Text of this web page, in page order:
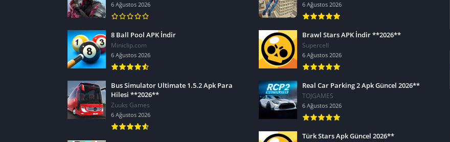
6 Ağustos 2026
8 Ball Pool APK İndir
Miniclip.com
6 Ağustos 2026
Bus Simulator Ultimate 1.5.2 Apk Para
Hilesi **2026**
Zuuks Games
6 Ağustos 2026
6 Ağustos 2026
Brawl Stars APK İndir **2026**
Supercell
6 Ağustos 2026
Real Car Parking 2 Apk Güncel 2026**
TOJGAMES
6 Ağustos 2026
Türk Stars Apk Güncel 2026**